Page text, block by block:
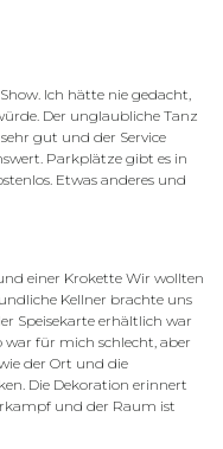
Ich hätte nie gedacht,
Der unglaubliche Tanz
gut und der Service
Parkplätze gibt es in
Etwas anderes und
einer Krokette Wir wollten
Kellner brachte uns
Speisekarte erhältlich war
war für mich schlecht, aber
der Ort und die
Die Dekoration erinnert
und der Raum ist